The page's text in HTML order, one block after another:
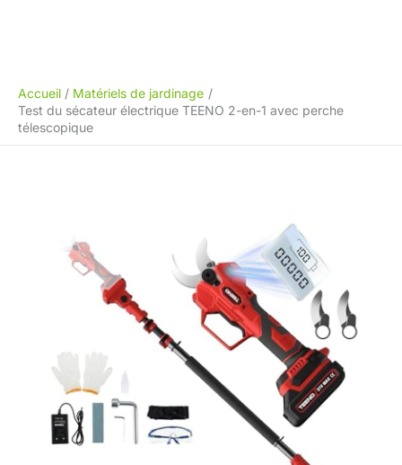
Accueil
Matériels de jardinage
Test du sécateur électrique TEENO 2-en-1 avec perche
télescopique